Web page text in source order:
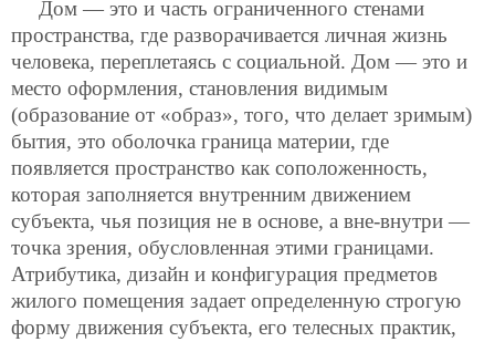
Дом — это и часть ограниченного стенами
пространства, где разворачивается личная жизнь
человека, переплетаясь с социальной. Дом — это и
место оформления, становления видимым
(образование от «образ», того, что делает зримым)
бытия, это оболочка граница материи, где
появляется пространство как соположенность,
которая заполняется внутренним движением
субъекта, чья позиция не в основе, а вне-внутри —
точка зрения, обусловленная этими границами.
Атрибутика, дизайн и конфигурация предметов
жилого помещения задает определенную строгую
форму движения субъекта, его телесных практик,